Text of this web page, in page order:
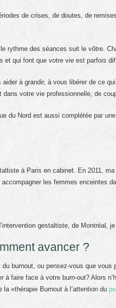
de crises, de doutes, de
rythme des séances suit le vôtre.
et qui font que votre vie est parfois
à grandir, à vous libérer de ce
dans votre vie professionnelle, de
du Nord est aussi complétée par
à Paris en cabinet. En 2011,
les femmes enceintes
gestaltiste, de Montréal,
avancer ?
burnout, ou pensez-vous que
à faire face à votre burn-out? Alors
la «thérapie Burnout à l’attention du